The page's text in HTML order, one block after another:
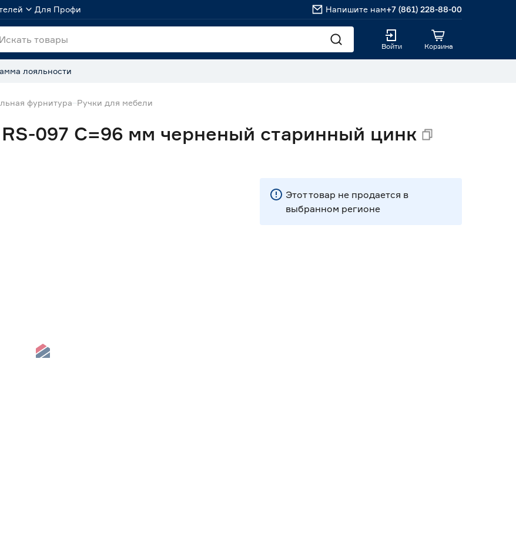
Для Профи Напишите нам+7 (861) 228-88-00
Войти Корзина
лояльности
фурнитура Ручки для мебели
097 C=96 мм черненый старинный цинк
Этот товар не продается в
выбранном регионе